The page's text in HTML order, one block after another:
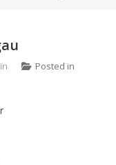
Posted in